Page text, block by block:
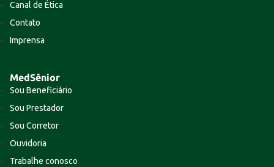
Canal de Ética
Contato
Imprensa
MedSênior
Sou Beneficiário
Sou Prestador
Sou Corretor
Ouvidoria
Trabalhe conosco